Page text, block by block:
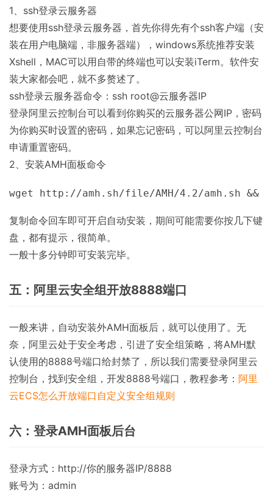
1、ssh登录云服务器
想要使用ssh登录云服务器，首先你得先有个ssh客户端（安
装在用户电脑端，非服务器端），windows系统推荐安装
Xshell，MAC可以用自带的终端也可以安装iTerm。软件安
装大家都会吧，就不多赘述了。
ssh登录云服务器命令：ssh root@云服务器IP
登录阿里云控制台可以看到你购买的云服务器公网IP，密码
为你购买时设置的密码，如果忘记密码，可以阿里云控制台
申请重置密码。
2、安装AMH面板命令
wget http://amh.sh/file/AMH/4.2/amh.sh &&
复制命令回车即可开启自动安装，期间可能需要你按几下键
盘，都有提示，很简单。
一般十多分钟即可安装完毕。
五：阿里云安全组开放8888端口
一般来讲，自动安装外AMH面板后，就可以使用了。无
奈，阿里云处于安全考虑，引进了安全组策略，将AMH默
认使用的8888号端口给封禁了，所以我们需要登录阿里云
控制台，找到安全组，开发8888号端口，教程参考： 阿里
云ECS怎么开放端口自定义安全组规则
六：登录AMH面板后台
登录方式：http://你的服务器IP/8888
账号为：admin